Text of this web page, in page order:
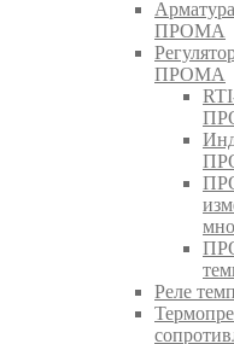
ПРОМА
ПРОМА
Реле